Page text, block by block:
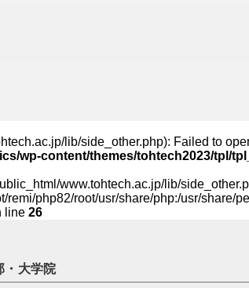
lib/side_other.php): Failed to
wp-content/themes/tohtech2023/tpl/
www.tohtech.ac.jp/lib/
php82/root/usr/share/php:/usr/share/
line 26
・大学院